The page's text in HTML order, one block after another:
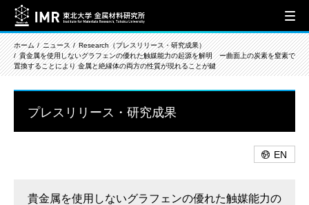
ホーム ニュース
Research（プレスリリース・研究成果）
貴金属を使用しないグラフェンの優れた触媒能力の起源を解明 ー曲面上の炭素を窒素で
置換することにより 金属と絶縁体の両方の性質が現れることが鍵
プレスリリース・研究成果
EN
貴金属を使用しないグラフェンの優れた触媒能力の